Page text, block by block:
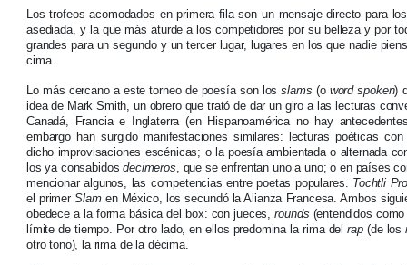
Los trofeos acomodados en primera fila son un mensaje directo para
asediada, y la que más aturde a los competidores por su belleza y por
grandes para un segundo y un tercer lugar, lugares en los que nadie
cima.
Lo más cercano a este torneo de poesía son losslams (o wordspoken)
idea de Mark Smith, un obrero que trató de dar un giro a las lecturas
Canadá, Francia e Inglaterra (en Hispanoamérica no hay
embargo han surgido manifestaciones similares: lecturas poéticas
dicho improvisaciones escénicas; o la poesía ambientada o alternada
los ya consabidosdecimeros, que se enfrentan uno a uno; o en países
mencionar algunos, las competencias entre poetas populares. Tochtli
el primerSlam en México, los secundó la Alianza Francesa. Ambos
obedece a la forma básica del box: con jueces,rounds (entendidos
límite de tiempo. Por otro lado, en ellos predomina la rima delrap(de los
otro tono), la rima de la décima.